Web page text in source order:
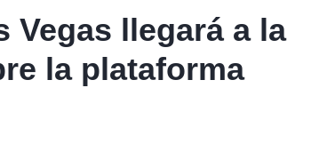
Vegas llegará a la
la plataforma